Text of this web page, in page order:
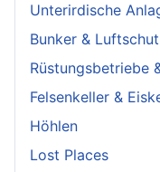
Unterirdische
Bunker &
Rüstungsbetriebe
Felsenkeller &
Höhlen
Lost Places